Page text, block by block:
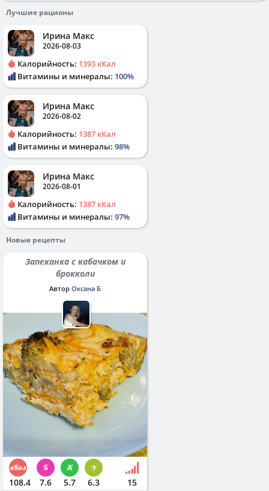
Лучшие рационы
Ирина Макс
2026-08-03
Калорийность: 1393 кКал
Витамины и минералы: 100%
Ирина Макс
2026-08-02
Калорийность: 1387 кКал
Витамины и минералы: 98%
Ирина Макс
2026-08-01
Калорийность: 1387 кКал
Витамины и минералы: 97%
Новые рецепты
Запеканка с кабачком и
брокколи
Автор Оксана Б
108.4 7.6 5.7 6.3 15